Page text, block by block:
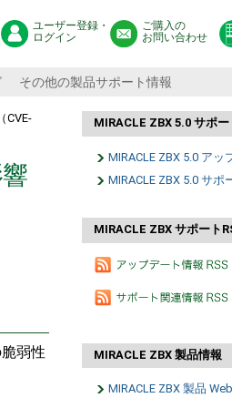
ユーザー登録・
ログイン
ご購入の
お問い合わせ
その他の製品サポート情報
CVE-
弱性
MIRACLE ZBX 5.0 サポー
MIRACLE ZBX 5.0 アッ
MIRACLE ZBX 5.0 サポ
MIRACLE ZBX サポート
MIRACLE ZBX 製品情報
MIRACLE ZBX 製品